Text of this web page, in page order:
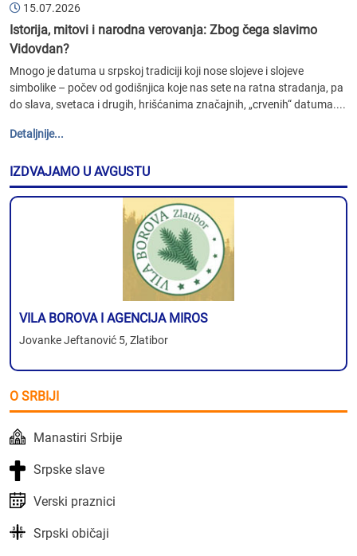
15.07.2026
Istorija, mitovi i narodna verovanja: Zbog čega slavimo
Vidovdan?
Mnogo je datuma u srpskoj tradiciji koji nose slojeve i slojeve
simbolike – počev od godišnjica koje nas sete na ratna stradanja, pa
do slava, svetaca i drugih, hrišćanima značajnih, „crvenih“ datuma....
Detaljnije...
IZDVAJAMO U AVGUSTU
VILA BOROVA I AGENCIJA MIROS
Jovanke Jeftanović 5, Zlatibor
O SRBIJI
Manastiri Srbije
Srpske slave
Verski praznici
Srpski običaji